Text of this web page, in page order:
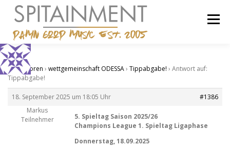
springen
Menü
STARTSEITE
Start› Foren › wettgemeinschaft ODESSA› Tippabgabe! › Antwort auf:
Tippabgabe!
18. September 2025 um 18:05 Uhr
#1386
Markus
Teilnehmer
5. Spieltag Saison 2025/26
Champions League 1. Spieltag Ligaphase
Donnerstag, 18.09.2025